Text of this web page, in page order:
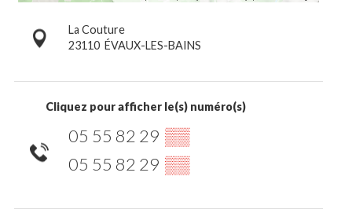
La Couture
23110 ÉVAUX-LES-BAINS
Cliquez pour afficher le(s) numéro(s)
05 55 82 29 ▒▒
05 55 82 29 ▒▒